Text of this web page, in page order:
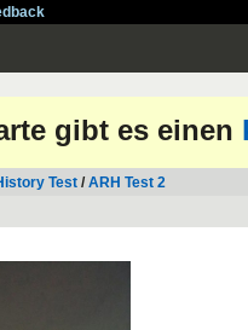
gibt es einen
Test /ARH Test 2